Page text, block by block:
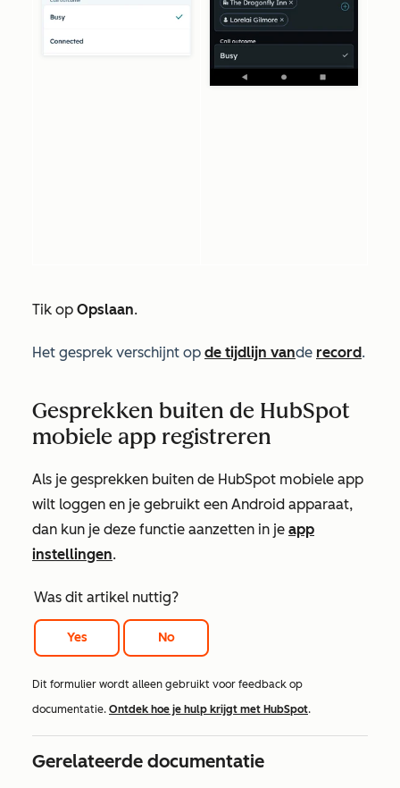
Tik op Opslaan.
Het gesprek verschijnt op de tijdlijn vande record.
Gesprekken buiten de HubSpot
mobiele app registreren
Als je gesprekken buiten de HubSpot mobiele app
wilt loggen en je gebruikt een Android apparaat,
dan kun je deze functie aanzetten in je app
instellingen.
Was dit artikel nuttig?
Yes No
Dit formulier wordt alleen gebruikt voor feedback op
documentatie. Ontdek hoe je hulp krijgt met HubSpot.
Gerelateerde documentatie